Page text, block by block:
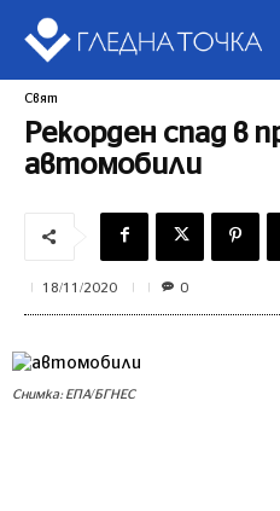
Свят
Рекорден спад в
автомобили
18/11/2020 0
Снимка: ЕПА/БГНЕС